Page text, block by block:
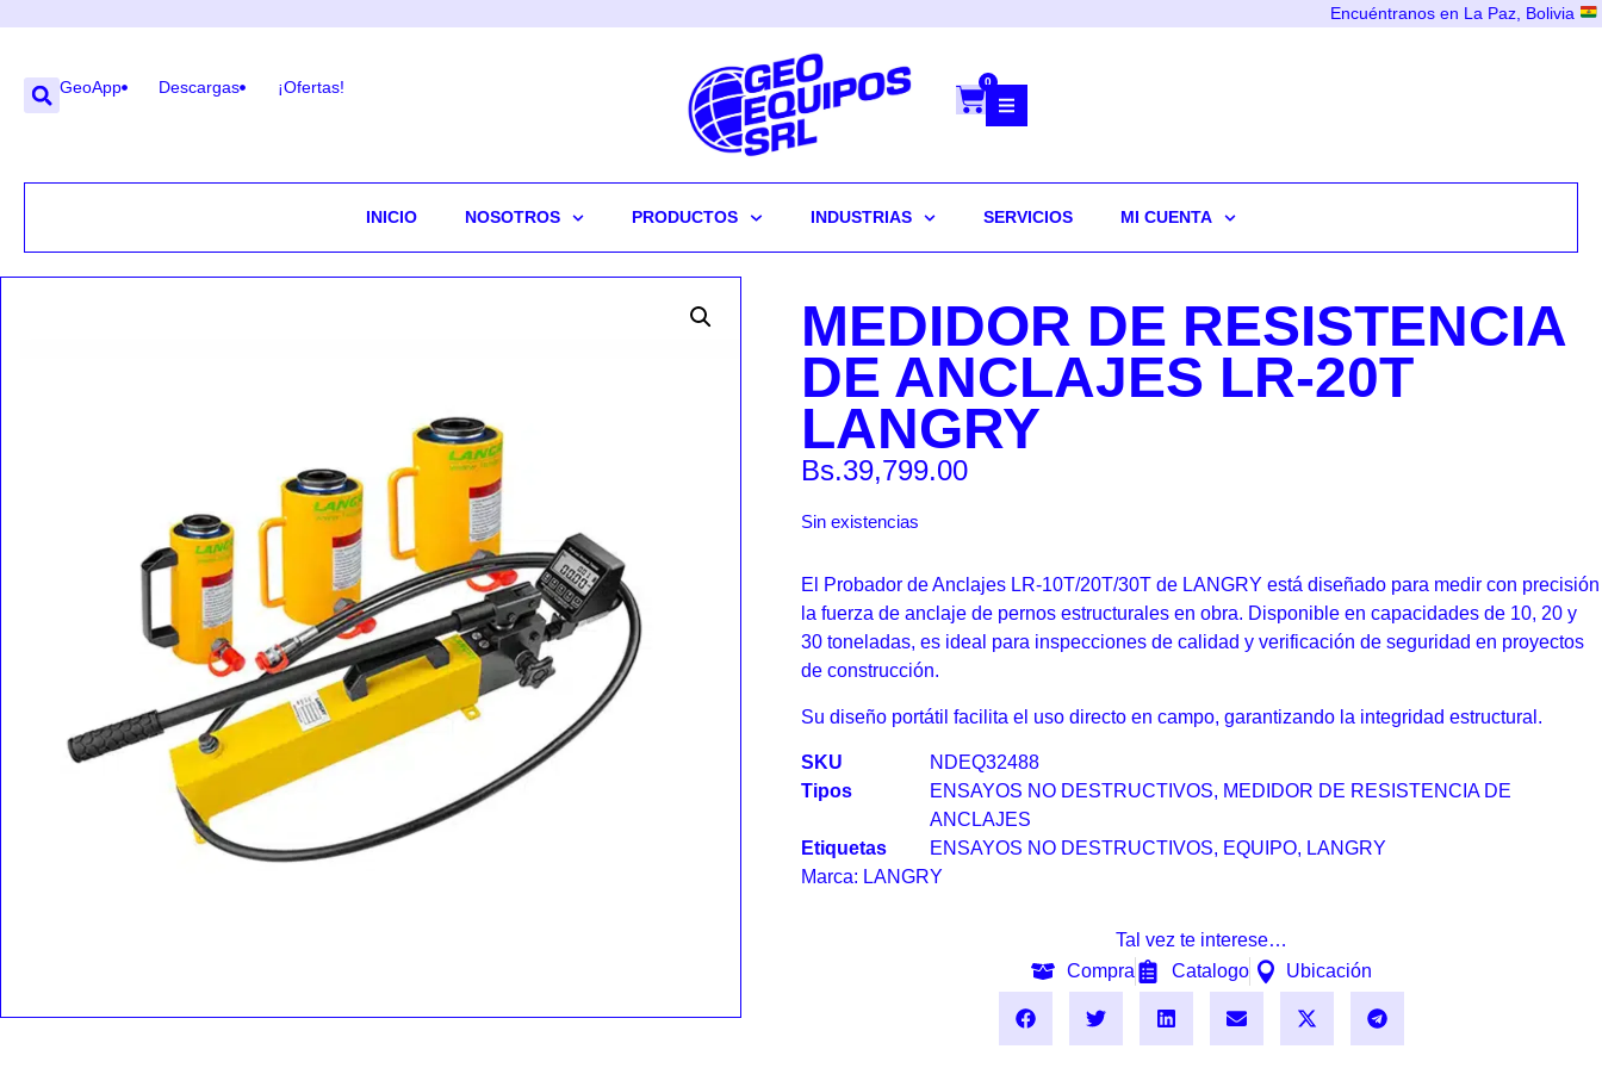
Encuéntranos en La Paz, Bolivia
GeoApp Descargas ¡Ofertas! 0
INICIO NOSOTROS PRODUCTOS INDUSTRIAS SERVICIOS MI CUENTA
MEDIDOR DE RESISTENCIA
DE ANCLAJES LR-20T
LANGRY
Bs.39,799.00
Sin existencias
El Probador de Anclajes LR-10T/20T/30T de LANGRY está diseñado para medir con precisión
la fuerza de anclaje de pernos estructurales en obra. Disponible en capacidades de 10, 20 y
30 toneladas, es ideal para inspecciones de calidad y verificación de seguridad en proyectos
de construcción.
Su diseño portátil facilita el uso directo en campo, garantizando la integridad estructural.
SKU
NDEQ32488
Tipos
ENSAYOS NO DESTRUCTIVOS, MEDIDOR DE RESISTENCIA DE
ANCLAJES
Etiquetas
ENSAYOS NO DESTRUCTIVOS, EQUIPO, LANGRY
Marca: LANGRY
Tal vez te interese…
Compra
Catalogo Ubicación